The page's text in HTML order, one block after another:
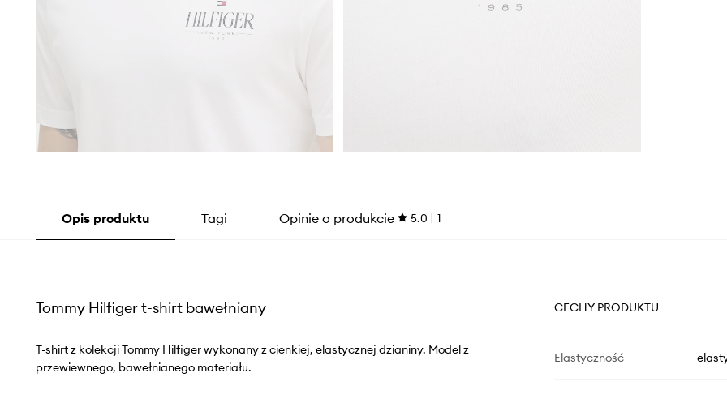
Opis produktu Tagi Opinie o produkcie 5.0 1
Tommy Hilfiger t-shirt bawełniany
T-shirt z kolekcji Tommy Hilfiger wykonany z cienkiej, elastycznej dzianiny. Model z
przewiewnego, bawełnianego materiału.
CECHY PRODUKTU
Elastyczność